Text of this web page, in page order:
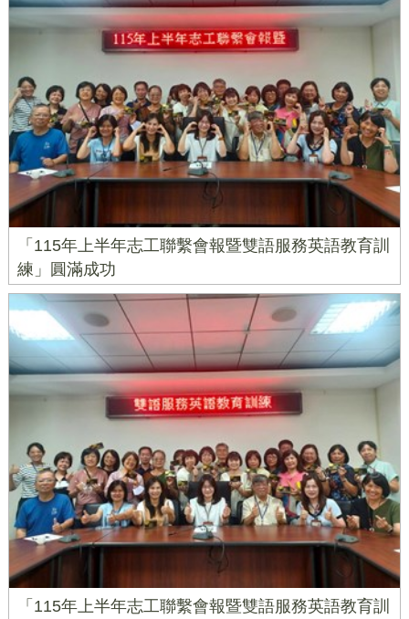
「115年上半年志工聯繫會報暨雙語服務英語教育訓
練」圓滿成功
「115年上半年志工聯繫會報暨雙語服務英語教育訓